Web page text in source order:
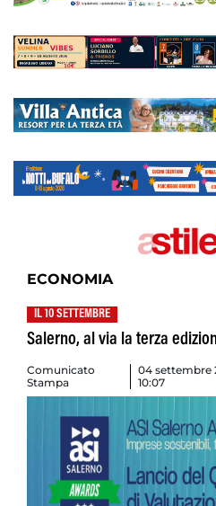
ECONOMIA
IL 10 SETTEMBRE
Salerno, al via la terza
Comunicato
Stampa
04 settembre
10:07